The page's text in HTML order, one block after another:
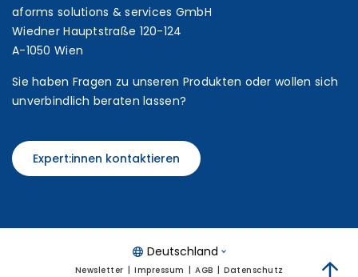
aforms solutions & services GmbH
Wiedner Hauptstraße 120-124
A-1050 Wien
Sie haben Fragen zu unseren Produkten oder wollen sich
unverbindlich beraten lassen?
Expert:innen kontaktieren
Deutschland
Newsletter Impressum AGB Datenschutz